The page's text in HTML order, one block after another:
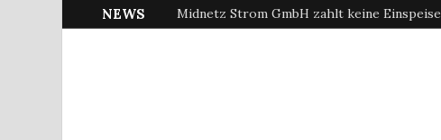
NEWS Midnetz Strom GmbH zahlt keine